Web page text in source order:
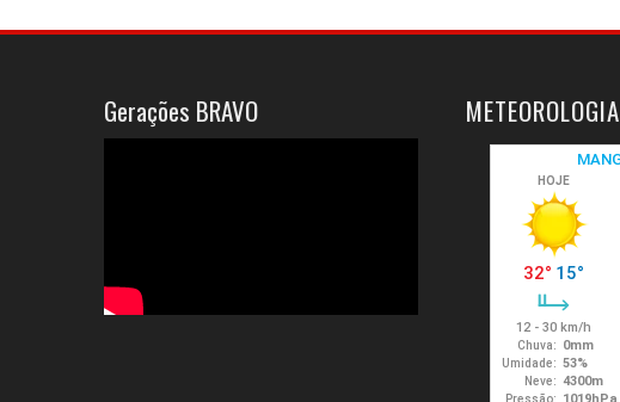
Gerações BRAVO METEOROLOGIA